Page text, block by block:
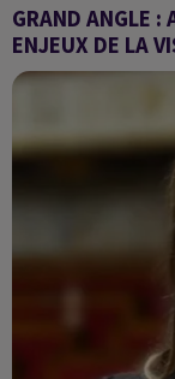
GRAND ANGLE :
ENJEUX DE LA
Les enjeux du
de la diplomatie